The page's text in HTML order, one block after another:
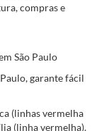
compras e
São Paulo
garante fácil
(linhas vermelha
(linha vermelha).